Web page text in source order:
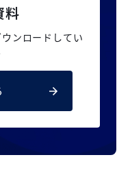
料
ウンロードしてい